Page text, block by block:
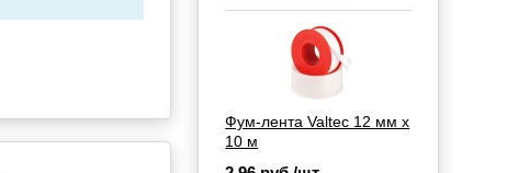
Фум-лента Valtec 12 мм х
10 м